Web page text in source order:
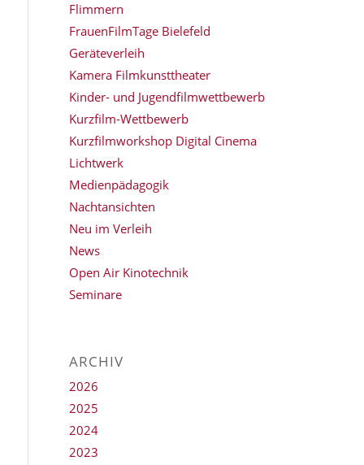
Flimmern
FrauenFilmTage Bielefeld
Geräteverleih
Kamera Filmkunsttheater
Kinder- und Jugendfilmwettbewerb
Kurzfilm-Wettbewerb
Kurzfilmworkshop Digital Cinema
Lichtwerk
Medienpädagogik
Nachtansichten
Neu im Verleih
News
Open Air Kinotechnik
Seminare
ARCHIV
2026
2025
2024
2023